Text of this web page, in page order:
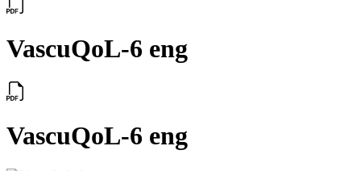
VascuQoL-6 eng
VascuQoL-6 eng